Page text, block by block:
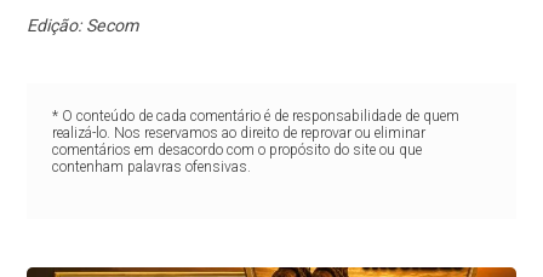
Edição: Secom
* O conteúdo de cada comentário é de responsabilidade de quem
realizá-lo. Nos reservamos ao direito de reprovar ou eliminar
comentários em desacordo com o propósito do site ou que
contenham palavras ofensivas.